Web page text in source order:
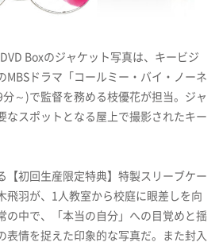
Boxのジャケット写真は、キービジ
MBSドラマ「コールミー・バイ・ノーネ
～)で監督を務める枝優花が担当。ジャ
なスポットとなる屋上で撮影されたキー
【初回生産限定特典】特製スリーブケー
飛羽が、1人教室から校庭に眼差しを向
の中で、「本当の自分」への目覚めと揺
表情を捉えた印象的な写真だ。また封入